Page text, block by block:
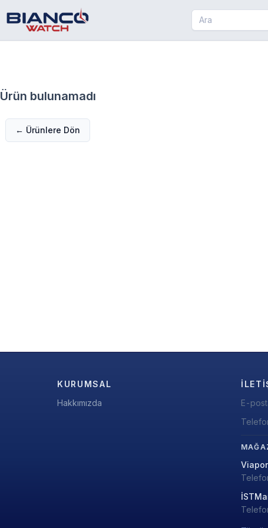
Ürün bulunamadı
← Ürünlere Dön
KURUMSAL
Hakkımızda
E-